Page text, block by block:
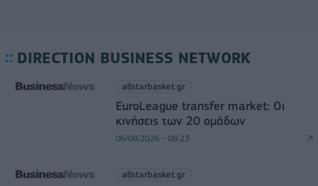
DIRECTION BUSINESS NETWORK
allstarbasket.gr
EuroLeague transfer market: Οι
κινήσεις των 20 ομάδων
06/08/2026 - 08:23
allstarbasket.gr